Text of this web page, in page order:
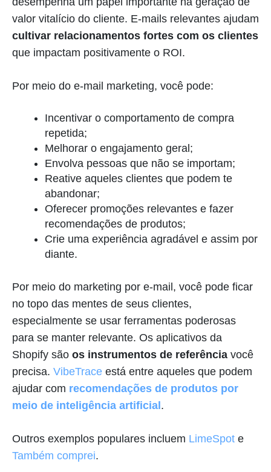
valor vitalício do cliente. E-mails relevantes ajudam
cultivar relacionamentos fortes com os clientes
que impactam positivamente o ROI.
Por meio do e-mail marketing, você pode:
Incentivar o comportamento de compra
repetida;
Melhorar o engajamento geral;
Envolva pessoas que não se importam;
Reative aqueles clientes que podem te
abandonar;
Oferecer promoções relevantes e fazer
recomendações de produtos;
Crie uma experiência agradável e assim por
diante.
Por meio do marketing por e-mail, você pode ficar
no topo das mentes de seus clientes,
especialmente se usar ferramentas poderosas
para se manter relevante. Os aplicativos da
Shopify são os instrumentos de referência você
precisa. VibeTrace está entre aqueles que podem
ajudar com recomendações de produtos por
meio de inteligência artificial.
Outros exemplos populares incluem LimeSpot e
Também comprei.